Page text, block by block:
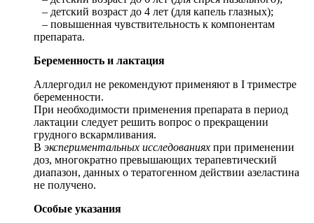
– детский возраст до 4 лет (для капель глазных);
– повышенная чувствительность к компонентам
препарата.
Беременность и лактация
Аллергодил не рекомендуют применяют в I триместре
беременности.
При необходимости применения препарата в период
лактации следует решить вопрос о прекращении
грудного вскармливания.
В экспериментальных исследованиях при применении
доз, многократно превышающих терапевтический
диапазон, данных о тератогенном действии азеластина
не получено.
Особые указания